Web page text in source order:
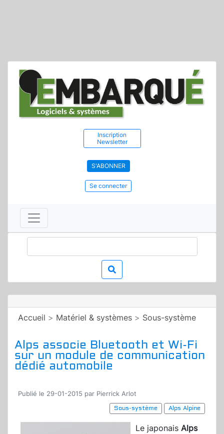
Inscription
Newsletter
S'ABONNER
Se connecter
Accueil > Matériel & systèmes > Sous-système
Alps associe Bluetooth et Wi-Fi
sur un module de communication
dédié automobile
Publié le 29-01-2015 par Pierrick Arlot
Sous-système
Alps Alpine
Le japonais Alps